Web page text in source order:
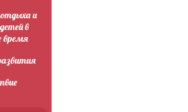
и
в
время